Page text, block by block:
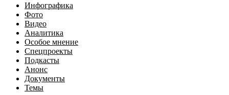
Инфографика
Фото
Видео
Аналитика
Особое мнение
Спецпроекты
Подкасты
Анонс
Документы
Темы